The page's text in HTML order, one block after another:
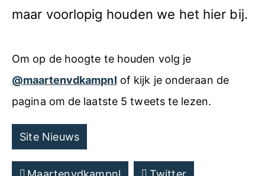
maar voorlopig houden we het hier bij.
Om op de hoogte te houden volg je
@maartenvdkampnl of kijk je onderaan de
pagina om de laatste 5 tweets te lezen.
Site Nieuws